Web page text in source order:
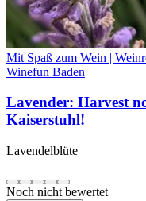
Mit Spaß zum Wein |
Winefun Baden
Lavender: Harvest
Kaiserstuhl!
Lavendelblüte
Noch nicht bewertet